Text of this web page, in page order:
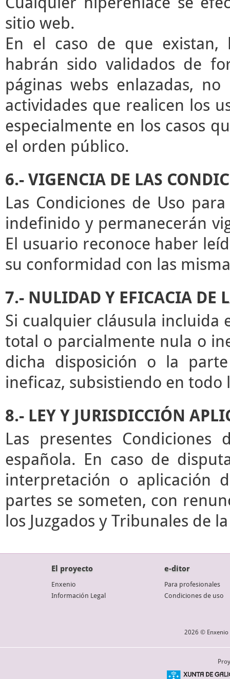
sitio web.
En el caso de que existan,
habrán sido validados de
páginas webs enlazadas,
actividades que realicen los
especialmente en los casos
el orden público.
6.- VIGENCIA DE LAS
Las Condiciones de Uso
indefinido y permanecerán
El usuario reconoce haber
su conformidad con las
7.- NULIDAD Y EFICACIA DE
Si cualquier cláusula incluida
total o parcialmente nula o
dicha disposición o la
ineficaz, subsistiendo en todo
8.- LEY Y JURISDICCIÓN
Las presentes
española. En caso de
interpretación o aplicación
partes se someten, con
los Juzgados y Tribunales de
El proyecto
Enxenio
Información Legal
e-ditor
Para profesionales
Condiciones de uso
2026 © Enxenio